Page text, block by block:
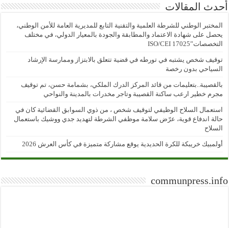
أحدث المقالات
المختبر الوطني للشرطة العلمية والتقنية التابع للمديرية العامة للأمن الوطني،
يحصل على شهادة الاعتماد والمطابقة والجودة بالمعيار الدولي، في مختلف
التخصصات”ISO/CEI 17025
توقيف شخص يشتبه في تورطه في قضية تتعلق بالابتزاز وممارسة الإرشاد
السياحي بدون رخصة
بالقصيبة..بتعليمات من قائد المركز الدرك الملكي، بشمامة حسن، تم توقيف
مجرم خطير ارعب ساكنة القصيبة وتاجر مخدرات بالمدينة والنواحي
استعمال السلاح الوظيفي لتوقيف شخص ، من ذوي السوابق القضائية كان في
حالة اندفاع قوية، عرّض سلامة موظفي الشرطة لتهديد جدي ووشيك باستعمال
السلاح
أولمبيك خريبكة للكرة الحديدية يوقع مشاركة متميزة في كأس العرش 2026
communpress.info